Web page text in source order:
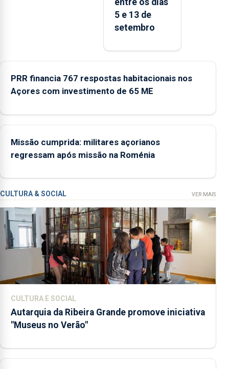
aos sábados durante
o mês de agosto,
18h00.
5 e 13 de
setembro
PRR financia 767 respostas habitacionais nos
Açores com investimento de 65 ME
Missão cumprida: militares açorianos
regressam após missão na Roménia
CULTURA & SOCIAL VER MAIS
CULTURA E SOCIAL
Autarquia da Ribeira Grande promove iniciativa
"Museus no Verão"